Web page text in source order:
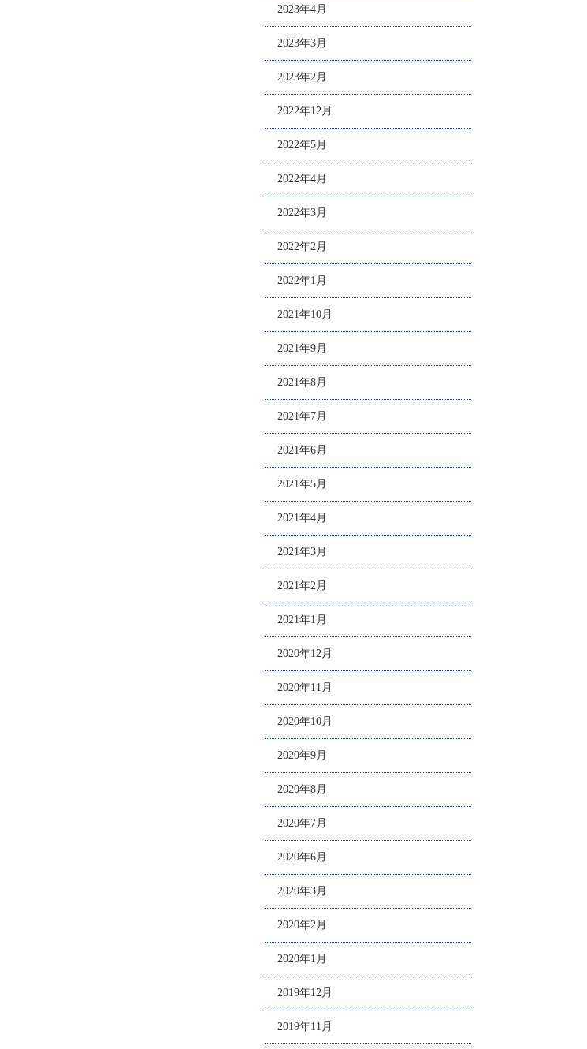
2023年4月
2023年3月
2023年2月
2022年12月
2022年5月
2022年4月
2022年3月
2022年2月
2022年1月
2021年10月
2021年9月
2021年8月
2021年7月
2021年6月
2021年5月
2021年4月
2021年3月
2021年2月
2021年1月
2020年12月
2020年11月
2020年10月
2020年9月
2020年8月
2020年7月
2020年6月
2020年3月
2020年2月
2020年1月
2019年12月
2019年11月